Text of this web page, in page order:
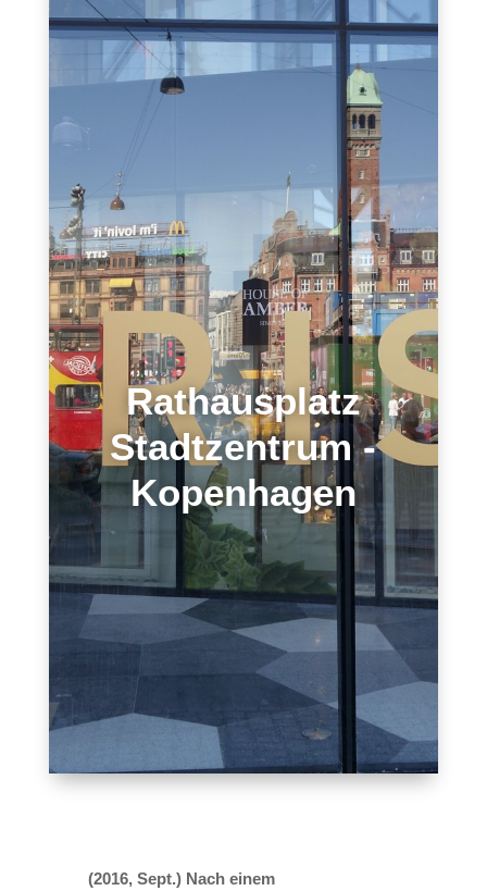
Rathausplatz
Stadtzentrum -
Kopenhagen
(2016, Sept.) Nach einem